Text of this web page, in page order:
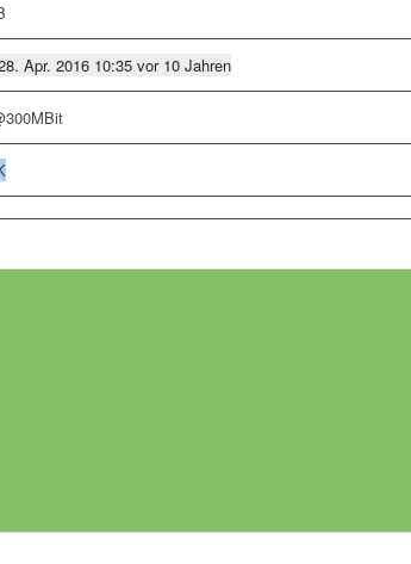
Apr. 2016 10:35 vor 10 Jahren